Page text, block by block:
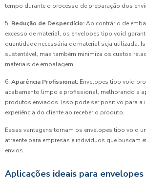
tempo durante o processo de preparação dos
5. Redução de Desperdício:Ao contrário de
excesso de material, os envelopes tipo void
quantidade necessária de material seja utilizada.
sustentável, mas também minimiza os custos
materiais de embalagem.
6. Aparência Profissional: Envelopes tipo void
acabamento limpo e profissional, melhorando a
produtos enviados. Isso pode ser positivo para a
experiência do cliente ao receber o produto.
Essas vantagens tornam os envelopes tipo void
atraente para empresas e indivíduos que buscam
envios.
Aplicações ideais para